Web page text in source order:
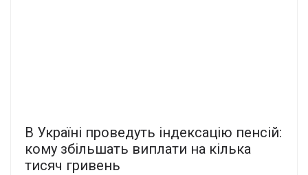
В Україні проведуть індексацію пенсій:
кому збільшать виплати на кілька
тисяч гривень